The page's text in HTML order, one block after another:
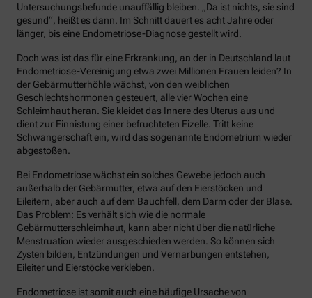
Untersuchungsbefunde unauffällig bleiben. „Da ist nichts, sie sind
gesund“, heißt es dann. Im Schnitt dauert es acht Jahre oder
länger, bis eine Endometriose-Diagnose gestellt wird.
Doch was ist das für eine Erkrankung, an der in Deutschland laut
Endometriose-Vereinigung etwa zwei Millionen Frauen leiden? In
der Gebärmutterhöhle wächst, von den weiblichen
Geschlechtshormonen gesteuert, alle vier Wochen eine
Schleimhaut heran. Sie kleidet das Innere des Uterus aus und
dient zur Einnistung einer befruchteten Eizelle. Tritt keine
Schwangerschaft ein, wird das sogenannte Endometrium wieder
abgestoßen.
Bei Endometriose wächst ein solches Gewebe jedoch auch
außerhalb der Gebärmutter, etwa auf den Eierstöcken und
Eileitern, aber auch auf dem Bauchfell, dem Darm oder der Blase.
Das Problem: Es verhält sich wie die normale
Gebärmutterschleimhaut, kann aber nicht über die natürliche
Menstruation wieder ausgeschieden werden. So können sich
Zysten bilden, Entzündungen und Vernarbungen entstehen,
Eileiter und Eierstöcke verkleben.
Endometriose ist somit auch eine häufige Ursache von